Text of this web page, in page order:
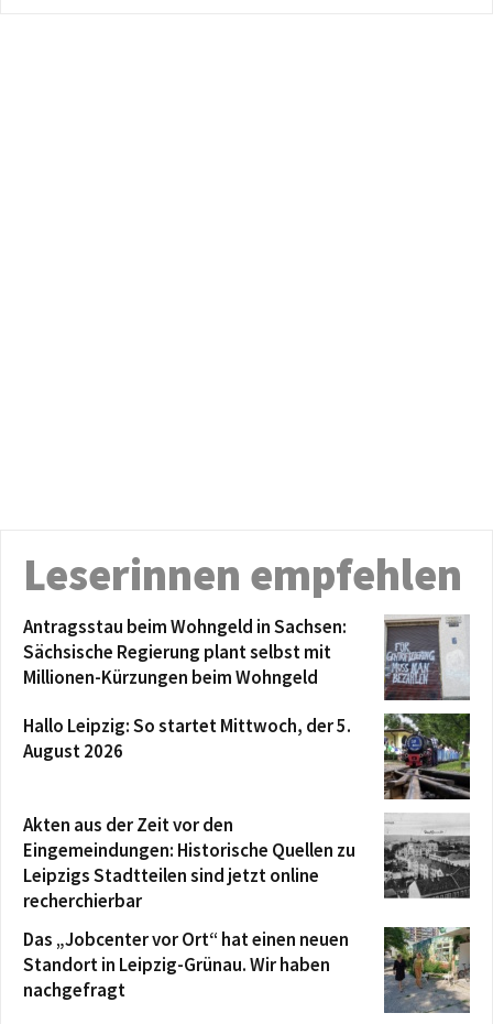
Leserinnen empfehlen
Antragsstau beim Wohngeld in Sachsen:
Sächsische Regierung plant selbst mit
Millionen-Kürzungen beim Wohngeld
Hallo Leipzig: So startet Mittwoch, der 5.
August 2026
Akten aus der Zeit vor den
Eingemeindungen: Historische Quellen zu
Leipzigs Stadtteilen sind jetzt online
recherchierbar
Das „Jobcenter vor Ort“ hat einen neuen
Standort in Leipzig-Grünau. Wir haben
nachgefragt